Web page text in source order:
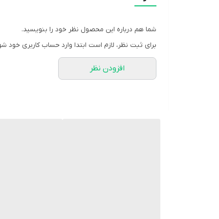
شما هم درباره این محصول نظر خود را بنویسید.
برای ثبت نظر، لازم است ابتدا وارد حساب کاربری خود
افزودن نظر